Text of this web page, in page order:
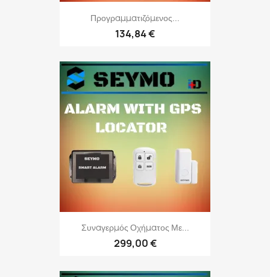
Προγραμματιζόμενος...
134,84 €
Συναγερμός Οχήματος Με...
299,00 €